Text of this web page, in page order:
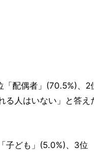
「配偶者」(70.5%)、2
る人はいない」と答え
子ども」(5.0%)、3位